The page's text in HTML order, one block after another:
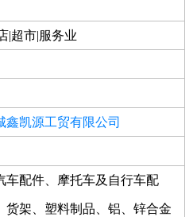
|超市|服务业
鑫凯源工贸有限公司
车配件、摩托车及自行车配
货架、塑料制品、铝、锌合金